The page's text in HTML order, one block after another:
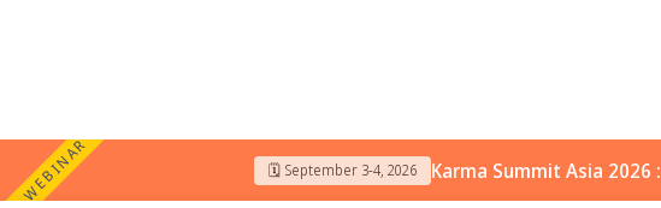
WEBINAR 🗓️ September 3-4, 2026 Karma Summit Asia 2026 :
Gemeinnützige Organisationen für Frauen: Partner für 2026